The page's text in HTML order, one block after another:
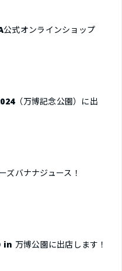
式オンラインショップ
（万博記念公園）に出
ズバナナジュース！
万博公園に出店します！